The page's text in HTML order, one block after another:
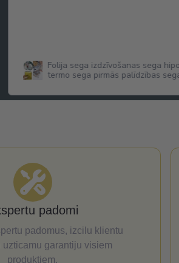
Folija sega izdzīvošanas sega
termo sega pirmās palīdzības
padomi
padomus, izcilu klientu
uzticamu garantiju visiem
produktiem.